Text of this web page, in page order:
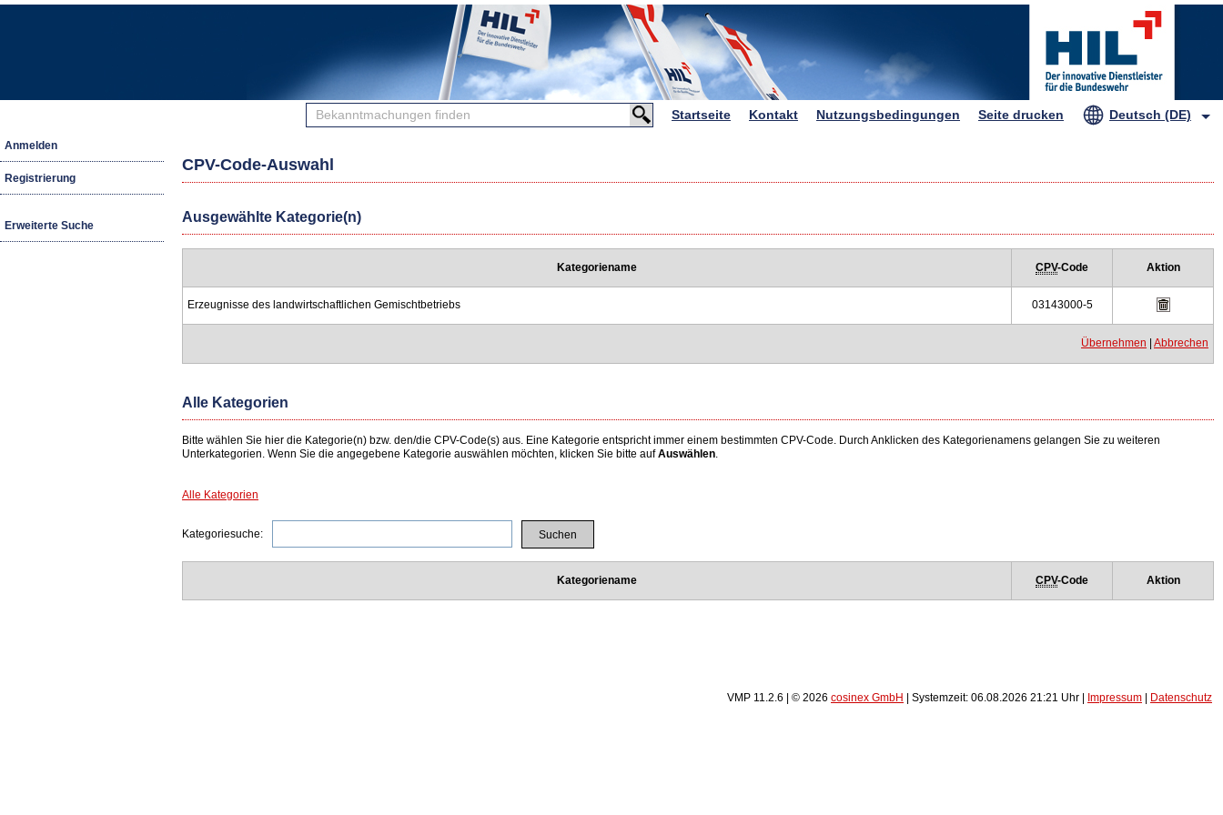
Bekanntmachungen
Startseite Kontakt Nutzungsbedingungen Seite drucken Deutsch (DE)
Anmelden
Registrierung
Erweiterte Suche
CPV-Code-Auswahl
Ausgewählte Kategorie(n)
Kategoriename CPV-Code Aktion
Erzeugnisse des landwirtschaftlichen Gemischtbetriebs 03143000-5
Übernehmen Abbrechen
Alle Kategorien
Bitte wählen Sie hier die Kategorie(n) bzw. den/die CPV-Code(s) aus. Eine Kategorie entspricht immer einem bestimmten CPV-Code. Durch Anklicken des Kategorienamens gelangen Sie zu weiteren
Unterkategorien. Wenn Sie die angegebene Kategorie auswählen möchten, klicken Sie bitte aufAuswählen.
Alle Kategorien
Kategoriesuche:
Kategoriename CPV-Code Aktion
VMP 11.2.6 | © 2026 cosinex GmbH | Systemzeit: 06.08.2026 21:21 Uhr | Impressum Datenschutz